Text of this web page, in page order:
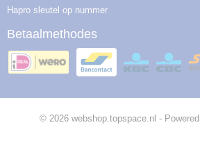
Hapro sleutel op nummer
Betaalmethodes
© 2026 webshop.topspace.nl -